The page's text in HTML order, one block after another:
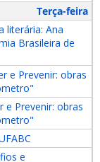
Terça-feira
literária: Ana
Brasileira de
e Prevenir: obras
e Prevenir: obras
e